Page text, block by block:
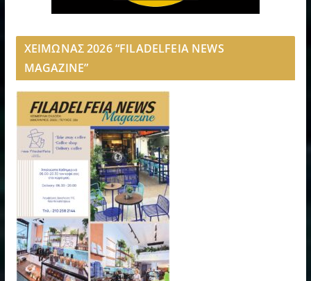
ΧΕΙΜΩΝΑΣ 2026 “FILADELFEIA NEWS
MAGAZINE”